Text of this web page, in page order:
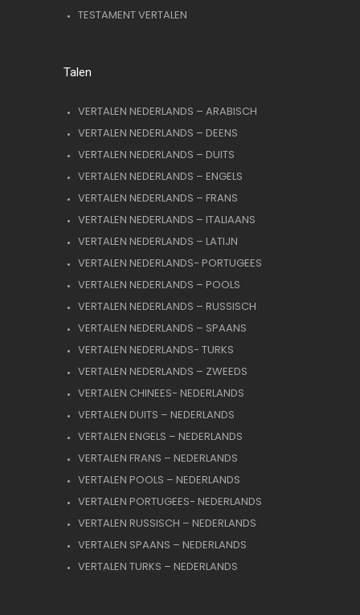
TESTAMENT VERTALEN
Talen
VERTALEN NEDERLANDS – ARABISCH
VERTALEN NEDERLANDS – DEENS
VERTALEN NEDERLANDS – DUITS
VERTALEN NEDERLANDS – ENGELS
VERTALEN NEDERLANDS – FRANS
VERTALEN NEDERLANDS – ITALIAANS
VERTALEN NEDERLANDS – LATIJN
VERTALEN NEDERLANDS- PORTUGEES
VERTALEN NEDERLANDS – POOLS
VERTALEN NEDERLANDS – RUSSISCH
VERTALEN NEDERLANDS – SPAANS
VERTALEN NEDERLANDS- TURKS
VERTALEN NEDERLANDS – ZWEEDS
VERTALEN CHINEES- NEDERLANDS
VERTALEN DUITS – NEDERLANDS
VERTALEN ENGELS – NEDERLANDS
VERTALEN FRANS – NEDERLANDS
VERTALEN POOLS – NEDERLANDS
VERTALEN PORTUGEES- NEDERLANDS
VERTALEN RUSSISCH – NEDERLANDS
VERTALEN SPAANS – NEDERLANDS
VERTALEN TURKS – NEDERLANDS